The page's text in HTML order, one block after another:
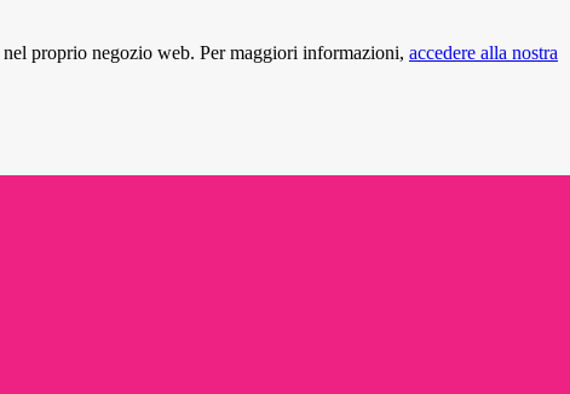
nel proprio negozio web. Per maggiori informazioni, accedere alla nostra